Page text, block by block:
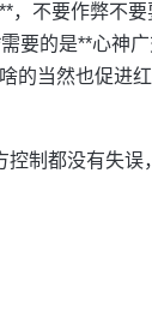
，不要作弊不要
要的是**心神广
的当然也促进红
制都没有失误，